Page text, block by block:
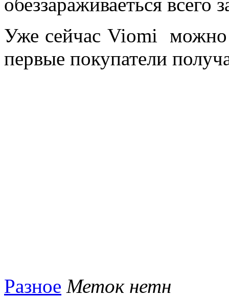
обеззараживаеться
Уже сейчас Viomi можно
первые покупатели
Разное Меток нетн